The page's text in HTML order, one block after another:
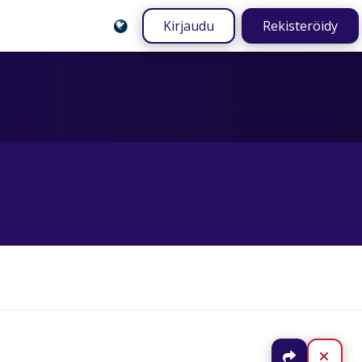
Kirjaudu Rekisteröidy
Jaa